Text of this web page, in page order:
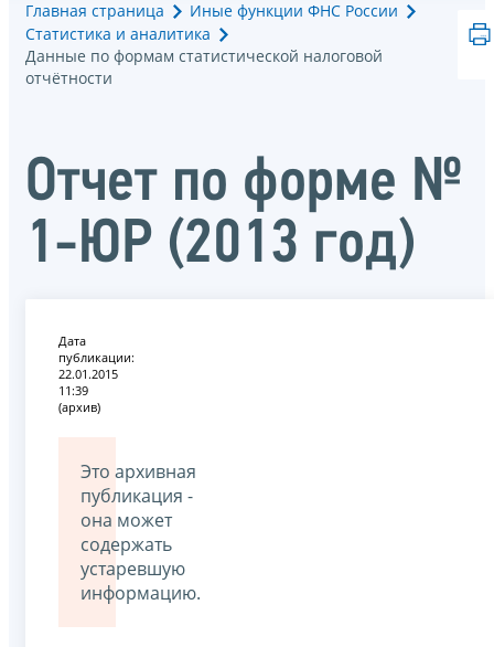
Главная страница
Иные функции ФНС России
Статистика и аналитика
Данные по формам статистической налоговой
отчётности
Отчет по форме №
1-ЮР (2013 год)
Дата
публикации:
22.01.2015
11:39
(архив)
Это архивная
публикация -
она может
содержать
устаревшую
информацию.